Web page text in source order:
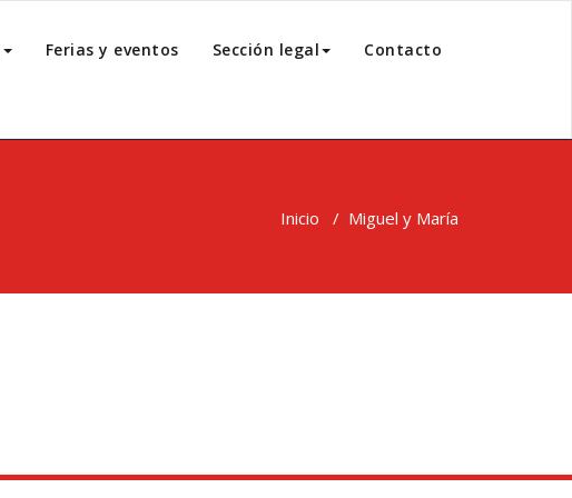
Ferias y eventos Sección legal Contacto
Inicio / Miguel y María